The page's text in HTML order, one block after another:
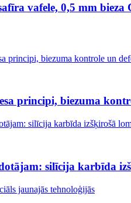
vafele, 0,5 mm bieza
principi, biezuma
silīcija karbīda